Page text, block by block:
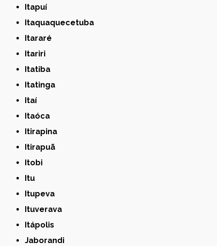
Itapuí
Itaquaquecetuba
Itararé
Itariri
Itatiba
Itatinga
Itaí
Itaóca
Itirapina
Itirapuã
Itobi
Itu
Itupeva
Ituverava
Itápolis
Jaborandi